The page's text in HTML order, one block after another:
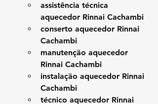
assistência técnica
aquecedor Rinnai Cachambi
conserto aquecedor Rinnai
Cachambi
manutenção aquecedor
Rinnai Cachambi
instalação aquecedor Rinnai
Cachambi
técnico aquecedor Rinnai